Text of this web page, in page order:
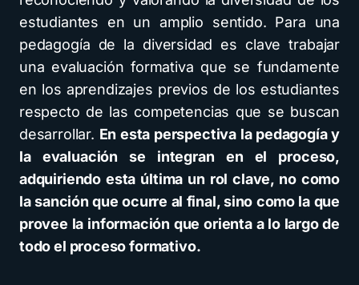
estudiantes en un amplio sentido. Para una
pedagogía de la diversidad es clave trabajar
una evaluación formativa que se fundamente
en los aprendizajes previos de los estudiantes
respecto de las competencias que se buscan
desarrollar. En esta perspectiva la pedagogía y
la evaluación se integran en el proceso,
adquiriendo esta última un rol clave, no como
la sanción que ocurre al final, sino como la que
provee la información que orienta a lo largo de
todo el proceso formativo.